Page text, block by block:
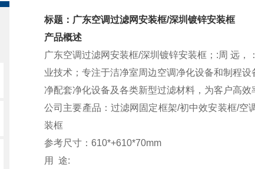
标题：广东空调过滤网安装框/深圳镀锌安装框
产品概述
广东空调过滤网安装框/深圳镀锌安装框；:周 远
业技术；专注于洁净室周边空调净化设备和制程
净配套净化设备及各类新型过滤材料，为客户高效
公司主要產品：过滤网固定框架/初中效安装框/空
装框
参考尺寸：610*+610*70mm
用 途: